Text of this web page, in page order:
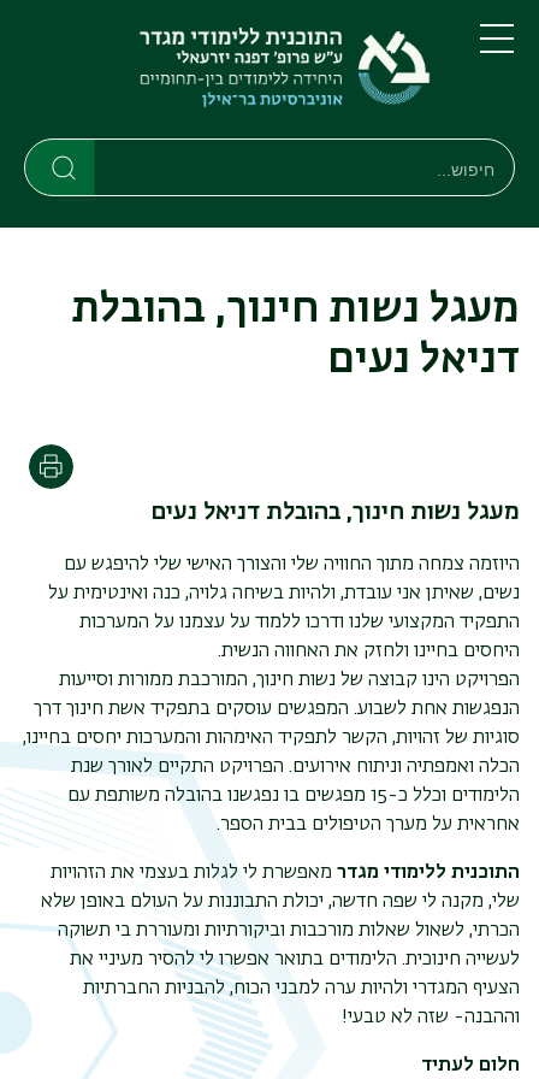
לתוכן
העיקרי
לתפריט
ניווט
ראשי
חיפוש
חיפוש
מעגל נשות חינוך, בהובלת
דניאל נעים
מעגל נשות חינוך, בהובלת דניאל נעים
היוזמה צמחה מתוך החוויה שלי והצורך האישי שלי להיפגש עם
נשים, שאיתן אני עובדת, ולהיות בשיחה גלויה, כנה ואינטימית על
התפקיד המקצועי שלנו ודרכו ללמוד על עצמנו על המערכות
היחסים בחיינו ולחזק את האחווה הנשית.
הפרויקט הינו קבוצה של נשות חינוך, המורכבת ממורות וסייעות
הנפגשות אחת לשבוע. המפגשים עוסקים בתפקיד אשת חינוך דרך
סוגיות של זהויות, הקשר לתפקיד האימהות והמערכות יחסים בחיינו,
הכלה ואמפתיה וניתוח אירועים. הפרויקט התקיים לאורך שנת
הלימודים וכלל כ-15 מפגשים בו נפגשנו בהובלה משותפת עם
אחראית על מערך הטיפולים בבית הספר.
התוכנית ללימודי מגדר מאפשרת לי לגלות בעצמי את הזהויות
שלי, מקנה לי שפה חדשה, יכולת התבוננות על העולם באופן שלא
הכרתי, לשאול שאלות מורכבות וביקורתיות ומעוררת בי תשוקה
לעשייה חינוכית. הלימודים בתואר אפשרו לי להסיר מעיניי את
הצעיף המגדרי ולהיות ערה למבני הכוח, להבניות החברתיות
וההבנה- שזה לא טבעי!
חלום לעתיד